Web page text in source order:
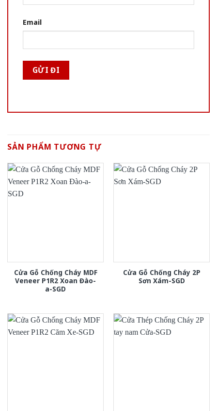
Email
SẢN PHẨM TƯƠNG TỰ
Cửa Gỗ Chống Cháy MDF
Veneer P1R2 Xoan Đào-
a-SGD
Cửa Gỗ Chống Cháy 2P
Sơn Xám-SGD